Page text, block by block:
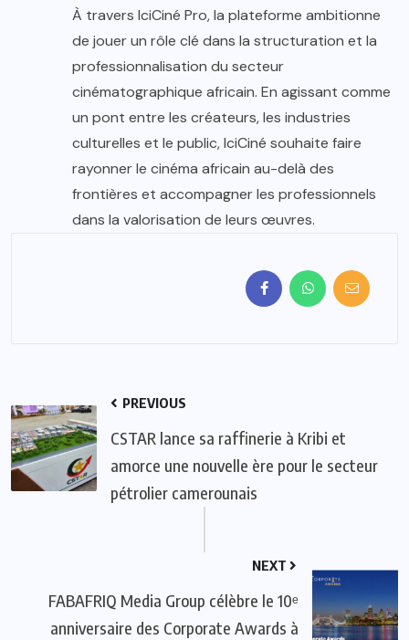
À travers IciCiné Pro, la plateforme ambitionne
de jouer un rôle clé dans la structuration et la
professionnalisation du secteur
cinématographique africain. En agissant comme
un pont entre les créateurs, les industries
culturelles et le public, IciCiné souhaite faire
rayonner le cinéma africain au-delà des
frontières et accompagner les professionnels
dans la valorisation de leurs œuvres.
PREVIOUS
CSTAR lance sa raffinerie à Kribi et
amorce une nouvelle ère pour le secteur
pétrolier camerounais
NEXT
FABAFRIQ Media Group célèbre le 10ᵉ
anniversaire des Corporate Awards à